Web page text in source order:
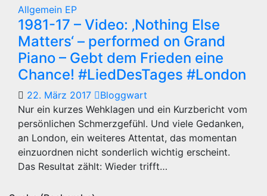
Allgemein EP
1981-17 – Video: ‚Nothing Else
Matters‘ – performed on Grand
Piano – Gebt dem Frieden eine
Chance! #LiedDesTages #London
22. März 2017
Bloggwart
Nur ein kurzes Wehklagen und ein Kurzbericht vom
persönlichen Schmerzgefühl. Und viele Gedanken,
an London, ein weiteres Attentat, das momentan
einzuordnen nicht sonderlich wichtig erscheint.
Das Resultat zählt: Wieder trifft…